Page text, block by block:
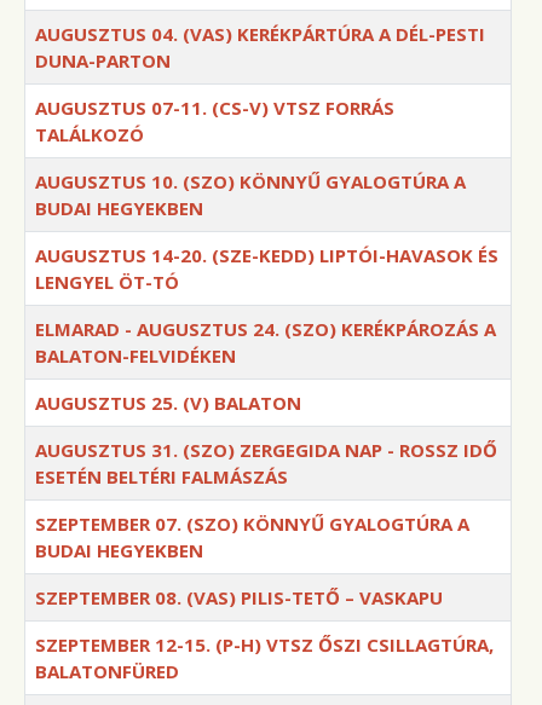
AUGUSZTUS 04. (VAS) KERÉKPÁRTÚRA A DÉL-PESTI
DUNA-PARTON
AUGUSZTUS 07-11. (CS-V) VTSZ FORRÁS
TALÁLKOZÓ
AUGUSZTUS 10. (SZO) KÖNNYŰ GYALOGTÚRA A
BUDAI HEGYEKBEN
AUGUSZTUS 14-20. (SZE-KEDD) LIPTÓI-HAVASOK ÉS
LENGYEL ÖT-TÓ
ELMARAD - AUGUSZTUS 24. (SZO) KERÉKPÁROZÁS A
BALATON-FELVIDÉKEN
AUGUSZTUS 25. (V) BALATON
AUGUSZTUS 31. (SZO) ZERGEGIDA NAP - ROSSZ IDŐ
ESETÉN BELTÉRI FALMÁSZÁS
SZEPTEMBER 07. (SZO) KÖNNYŰ GYALOGTÚRA A
BUDAI HEGYEKBEN
SZEPTEMBER 08. (VAS) PILIS-TETŐ – VASKAPU
SZEPTEMBER 12-15. (P-H) VTSZ ŐSZI CSILLAGTÚRA,
BALATONFÜRED